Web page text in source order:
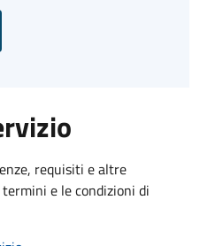
requisiti e altre
e le condizioni di